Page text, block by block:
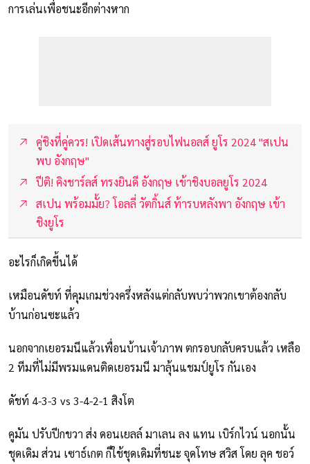
การเล่นเพื่อชนะอีกต่างหาก
คู่ชิงที่คู่ควร! เปิดเส้นทางสู่รอบไฟนอลส์ ยูโร 2024 "สเปน
พบ อังกฤษ"
ปีติ! คิงชาร์ลส์ ทรงยินดี อังกฤษ เข้าชิงบอลยูโร 2024
สเปน พร้อมมั้ย? โอลลี่ วัตกิ้นส์ ท้ารบหลังพา อังกฤษ เข้า
ชิงยูโร
อะไรก็เกิดขี้นได้
เหมือนดัขท์ ที่คุมเกมช่วงครึ่งหลังแต่กลับพบว่าพวกเขาต้องกลับ
บ้านก่อนซะแล้ว
นอกจากเยอรมนีแล้วเพื่อนบ้านเจ้าภาพ ตกรอบกลับครบแล้ว เหลือ
2 ทีมที่ไม่มีพรมแดนติดเยอรมนี มาลุ้นแชมป์ยูโร กันเอง
ดัชท์ 4-3-3 vs 3-4-2-1 สิงโต
คูมัน ปรับปีกขวา ส่ง ดอนเยลล์ มาเลน ลง แทน เบิร์กไวน์ นอกนั้น
ชุดเดิม ส่วน เซาธ์เกต ก็ใช้ชุดเดิมที่ชนะ จุดโทษ สวิส โดย ลุค ชอว์